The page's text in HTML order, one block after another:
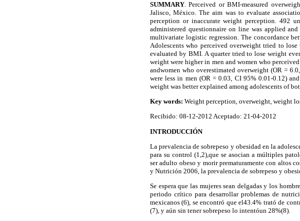
SUMMARY. Perceived or BMI-measured
Jalisco, México. The aim was to evaluate
perception or inaccurate weight perception. 492
administered questionnaire on line was applied
multivariate logistic regression. The concordance
Adolescents who perceived overweight tried to
evaluated by BMI. A quarter tried to lose weight
weight were higher in men and women who
andwomen who overestimated overweight (OR =
were less in men (OR = 0.03, CI 95% 0.01-0.12)
weight was better explained among adolescents of
Key words: Weight perception, overweight, weight
Recibido: 08-12-2012 Aceptado: 21-04-2012
INTRODUCCIÓN
La prevalencia de sobrepeso y obesidad en la
para su control (1,2),que se asocian a múltiples
ser adulto obeso y morir prematuramente con altos
y Nutrición 2006, la prevalencia de sobrepeso y
Se espera que las mujeres sean delgadas y los
periodo crítico para desarrollar problemas de
mexicanos (6), se encontró que el43.4% trató de
(7), y aún sin tener sobrepeso lo intentóun 28%(8).